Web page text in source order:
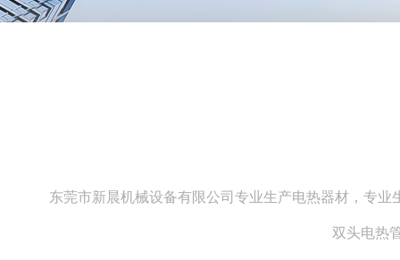
东莞市新晨机械设备有限公司专业生产电热器材，专
双头电热